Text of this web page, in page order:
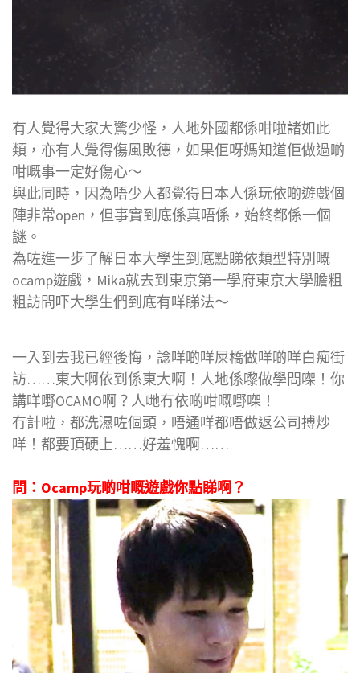
有人覺得大家大驚少怪，人地外國都係咁啦諸如此
類，亦有人覺得傷風敗德，如果佢呀媽知道佢做過啲
咁嘅事一定好傷心～
與此同時，因為唔少人都覺得日本人係玩依啲遊戲個
陣非常open，但事實到底係真唔係，始終都係一個
謎。
為咗進一步了解日本大學生到底點睇依類型特別嘅
ocamp遊戲，Mika就去到東京第一學府東京大學膽粗
粗訪問吓大學生們到底有咩睇法～
一入到去我已經後悔，諗咩啲咩屎橋做咩啲咩白痴街
訪……東大啊依到係東大啊！人地係嚟做學問㗎！你
講咩嘢OCAMO啊？人哋冇依啲咁嘅嘢㗎！
冇計啦，都洗濕咗個頭，唔通咩都唔做返公司搏炒
咩！都要頂硬上……好羞愧啊……
問：Ocamp玩啲咁嘅遊戲你點睇啊？